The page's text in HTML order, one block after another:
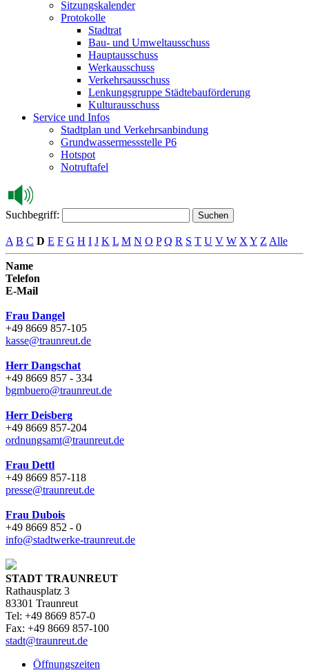
Sitzungskalender
Protokolle
Stadtrat
Bau- und Umweltausschuss
Hauptausschuss
Werkausschuss
Verkehrsausschuss
Lenkungsgruppe Städtebauförderung
Kulturausschuss
Service und Infos
Stadtplan und Verkehrsanbindung
Grundwassermessstelle P6
Hotspot
Notruftafel
Suchbegriff: Suchen
A B C D E F G H I J K L M N O P Q R S T U V W X Y Z Alle
Name
Telefon
E-Mail
Frau Dangel
+49 8669 857-105
kasse@traunreut.de
Herr Dangschat
+49 8669 857 - 334
bgmbuero@traunreut.de
Herr Deisberg
+49 8669 857-204
ordnungsamt@traunreut.de
Frau Dettl
+49 8669 857-118
presse@traunreut.de
Frau Dubois
+49 8669 852 - 0
info@stadtwerke-traunreut.de
STADT TRAUNREUT
Rathausplatz 3
83301 Traunreut
Tel: +49 8669 857-0
Fax: +49 8669 857-100
stadt@traunreut.de
Öffnungszeiten